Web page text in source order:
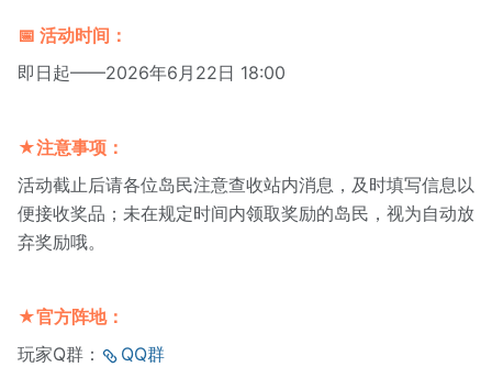
📅 活动时间：
即日起——2026年6月22日 18:00
★注意事项：
活动截止后请各位岛民注意查收站内消息，及时填写信息以
便接收奖品；未在规定时间内领取奖励的岛民，视为自动放
弃奖励哦。
★官方阵地：
玩家Q群：
QQ群